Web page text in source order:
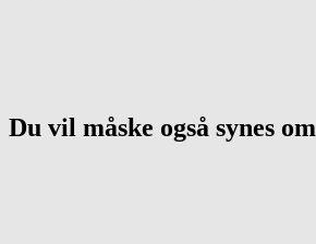
Du vil måske også synes om